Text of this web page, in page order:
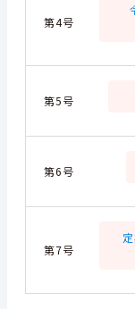
第4号
第5号
第6号
第7号